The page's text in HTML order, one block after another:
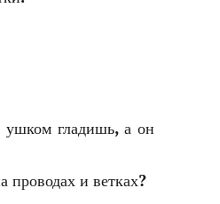
ушком гладишь, а он
и ветках?